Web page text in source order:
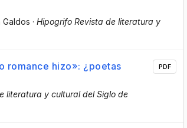
Galdos · Hipogrifo Revista de literatura y
romance hizo»: ¿poetas
literatura y cultural del Siglo de
PDF